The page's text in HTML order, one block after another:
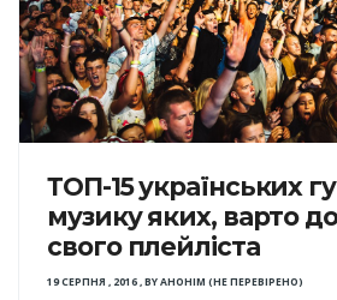
ТОП-15 українських
музику яких, варто
свого плейліста
19 СЕРПНЯ , 2016,BYАНОНІМ (НЕ ПЕРЕВІРЕНО)